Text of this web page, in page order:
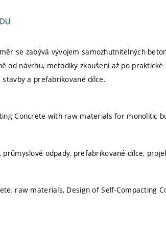
se zabývá vývojem samozhutnitelných
od návrhu, metodiky zkoušení až po
a prefabrikované dílce.
Concrete with raw materials for monolitic
odpady, prefabrikované dílce,
raw materials, Design of Self-Compacting